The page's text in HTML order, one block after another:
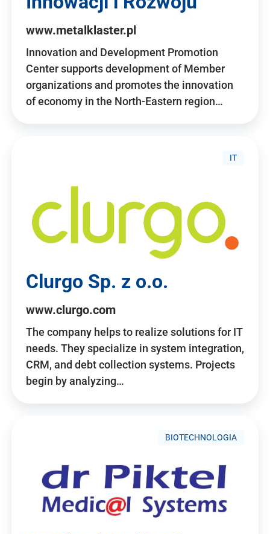
www.metalklaster.pl
Innovation and Development Promotion
Center supports development of Member
organizations and promotes the innovation
of economy in the North-Eastern region…
IT
Clurgo Sp. z o.o.
www.clurgo.com
The company helps to realize solutions for IT
needs. They specialize in system integration,
CRM, and debt collection systems. Projects
begin by analyzing…
BIOTECHNOLOGIA